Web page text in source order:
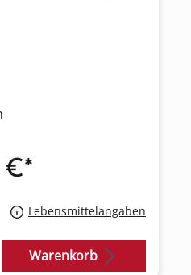
Lebensmittelangaben
€*
Warenkorb